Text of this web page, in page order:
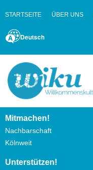
STARTSEITE ÜBER UNS
Deutsch
Mitmachen!
Nachbarschaft
Kölnweit
Unterstützen!